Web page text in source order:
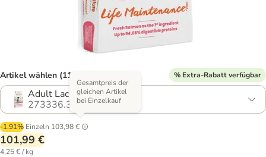
Artikel wählen (11 Varianten) % Extra-Rabatt verfügbar
Adult Lachs & Reis Large
273336.3
-1.91% Einzeln 103,98 €
Gesamtpreis der
gleichen Artikel
bei Einzelkauf
101,99 €
4,25 € / kg